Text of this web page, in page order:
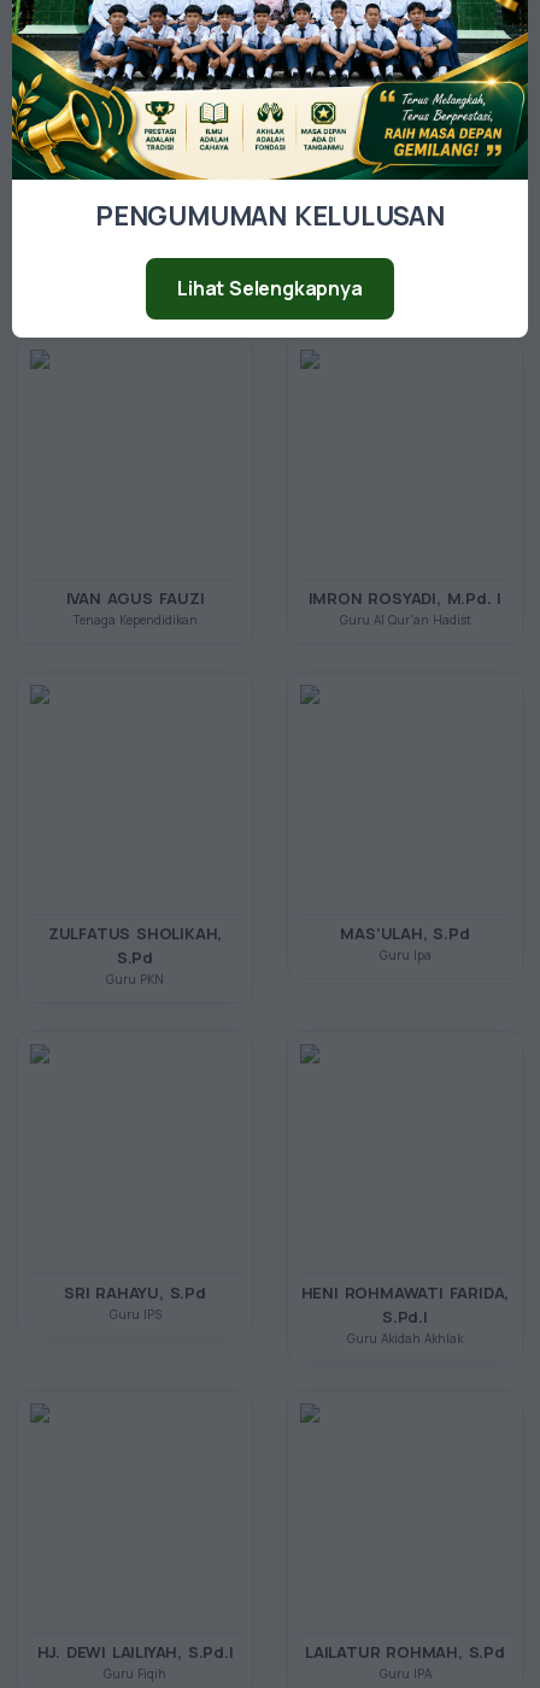
PENGUMUMAN KELULUSAN
Lihat Selengkapnya
Guru BK
FATHURROZI, S.Ag
IVAN AGUS FAUZI
Tenaga Kependidikan
IMRON ROSYADI, M.Pd. I
Guru Al Qur'an Hadist
ZULFATUS SHOLIKAH,
S.Pd
Guru PKN
MAS’ULAH, S.Pd
Guru Ipa
SRI RAHAYU, S.Pd
Guru IPS
HENI ROHMAWATI FARIDA,
S.Pd.I
Guru Akidah Akhlak
HJ. DEWI LAILIYAH, S.Pd.I
Guru Fiqih
LAILATUR ROHMAH, S.Pd
Guru IPA